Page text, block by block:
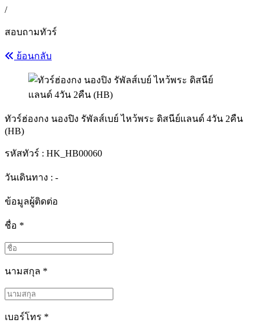
/
สอบถามทัวร์
ย้อนกลับ
ทัวร์ฮ่องกง นองปิง รัพัลส์เบย์ ไหว้พระ ดิสนีย์แลนด์ 4วัน 2คืน
(HB)
รหัสทัวร์ : HK_HB00060
วันเดินทาง : -
ข้อมูลผู้ติดต่อ
ชื่อ *
นามสกุล *
เบอร์โทร *